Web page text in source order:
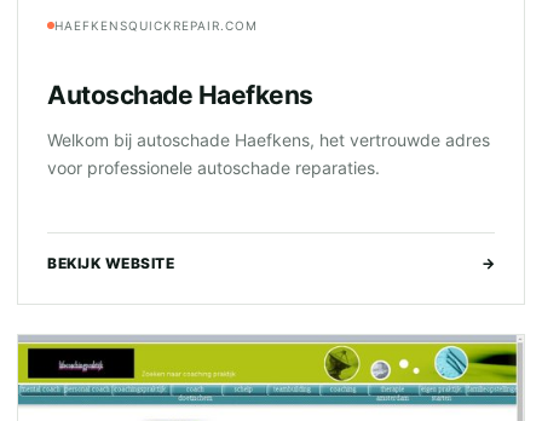
HAEFKENSQUICKREPAIR.COM
Autoschade Haefkens
Welkom bij autoschade Haefkens, het vertrouwde adres
voor professionele autoschade reparaties.
BEKIJK WEBSITE →